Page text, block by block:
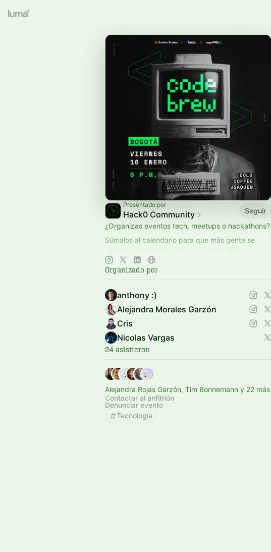
Presentado por
Hack0 Community
Seguir
¿Organizas eventos tech, meetups o hackathons?
Súmalos al calendario para que más gente se
entere y el ecosistema tenga continuidad.
👉 Agenda siempre actualizada en
Organizado por
anthony :)
Alejandra Morales Garzón
Cris
Nicolas Vargas
24 asistieron
Alejandra Rojas Garzón, Tim Bonnemann y 22 más
Contactar al anfitrión
Denunciar evento
Tecnología